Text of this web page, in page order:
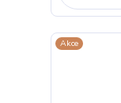
Akce